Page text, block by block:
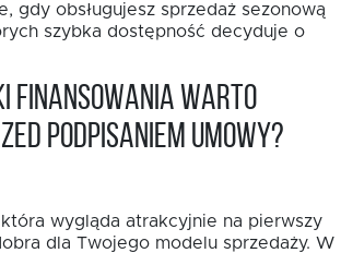
gdy obsługujesz sprzedaż sezonową
szybka dostępność decyduje o
finansowania warto
podpisaniem umowy?
wygląda atrakcyjnie na pierwszy
dla Twojego modelu sprzedaży. W